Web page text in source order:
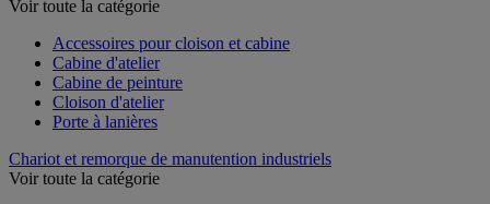
Voir toute la catégorie
Accessoires pour cloison et cabine
Cabine d'atelier
Cabine de peinture
Cloison d'atelier
Porte à lanières
Chariot et remorque de manutention industriels
Voir toute la catégorie